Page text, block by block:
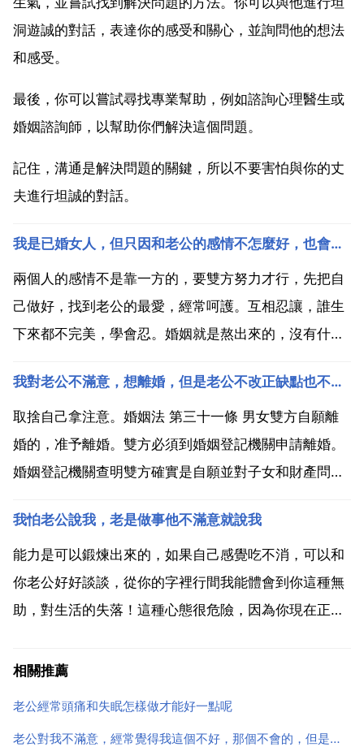
洞遊誠的對話，表達你的感受和關心，並詢問他的想法
和感受。
最後，你可以嘗試尋找專業幫助，例如諮詢心理醫生或
婚姻諮詢師，以幫助你們解決這個問題。
記住，溝通是解決問題的關鍵，所以不要害怕與你的丈
夫進行坦誠的對話。
我是已婚女人，但只因和老公的感情不怎麼好，也會經常吵架。因我們目前正處於離婚狀態，還沒辦手續
兩個人的感情不是靠一方的，要雙方努力才行，先把自
己做好，找到老公的最愛，經常呵護。互相忍讓，誰生
下來都不完美，學會忍。婚姻就是熬出來的，沒有什麼
婚，既然選則就不後悔。相信自己第一次的決定是對
的。在找也一樣會吵架。既然已經成家了又何必和別的
男孩子在一起呢...
我對老公不滿意，想離婚，但是老公不改正缺點也不同意離婚我該怎麼辦
取捨自己拿注意。婚姻法 第三十一條 男女雙方自願離
婚的，准予離婚。雙方必須到婚姻登記機關申請離婚。
婚姻登記機關查明雙方確實是自願並對子女和財產問題
求離婚的，可由有關部門進行調解或直接向人民法院提
出離婚訴訟。人民法院審理離婚案件，應當進行調解 如
感情確...
我怕老公說我，老是做事他不滿意就說我
能力是可以鍛煉出來的，如果自己感覺吃不消，可以和
你老公好好談談，從你的字裡行間我能體會到你這種無
助，對生活的失落！這種心態很危險，因為你現在正在
長了，心理上肯定會產生問題的，所以你應該找個時間
相關推薦
老公經常頭痛和失眠怎樣做才能好一點呢
老公對我不滿意，經常覺得我這個不好，那個不會的，但是為什麼他卻不同意離婚